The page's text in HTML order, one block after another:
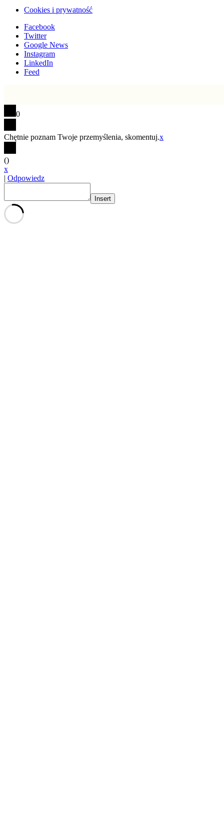
Cookies i prywatność
Facebook
Twitter
Google News
Instagram
LinkedIn
Feed
0
Chętnie poznam Twoje przemyślenia, skomentuj.x
()
x
| Odpowiedz
Insert